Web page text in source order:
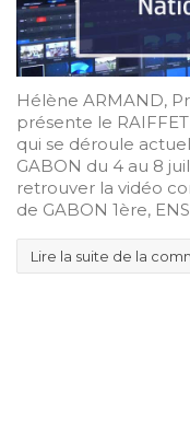
Hélène ARMAND,
présente le
qui se déroule
GABON du 4 au 8
retrouver la vidéo
de GABON 1ère,
Lire la suite de la